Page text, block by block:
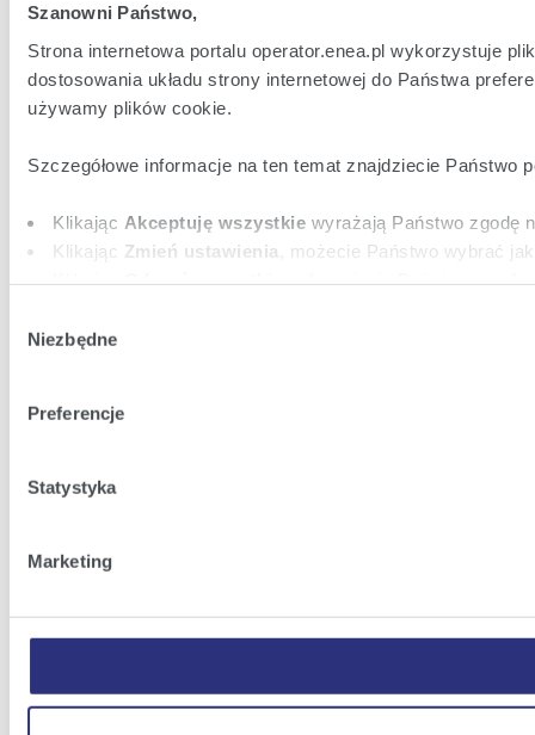
Szanowni Państwo,
Strona internetowa portalu operator.enea.pl wykorzystuje
dostosowania układu strony internetowej do Państwa
używamy plików cookie.
Szczegółowe informacje na ten temat znajdziecie Państwo
Klikając Akceptuję wszystkie wyrażają Państwo zgodę
Klikając Zmień ustawienia , możecie Państwo wybrać
zgody
Niezbędne
Preferencje
Statystyka
Marketing